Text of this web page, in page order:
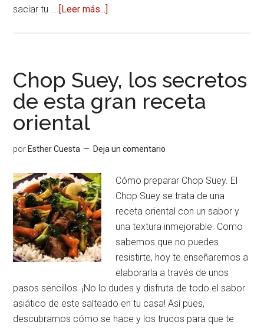
saciar tu … [Leer más...]
platos
tradicionales
comida
Chop Suey, los secretos
de esta gran receta
oriental
por Esther Cuesta Deja un comentario
Cómo preparar Chop Suey. El
Chop Suey se trata de una
receta oriental con un sabor y
una textura inmejorable. Como
sabemos que no puedes
resistirte, hoy te enseñaremos a
elaborarla a través de unos
pasos sencillos. ¡No lo dudes y disfruta de todo el sabor
asiático de este salteado en tu casa! Así pues,
descubramos cómo se hace y los trucos para que te